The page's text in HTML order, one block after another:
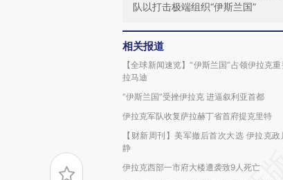
队以打击极端组织“伊斯兰国”
相关报道
【全球新闻速览】“伊斯兰国”占领伊拉克
拉马迪
“伊斯兰国”受挫伊拉克 进逼叙利亚首都
伊拉克军队收复萨拉赫丁省首府提克里特
【财新周刊】美军撤后首次大选 伊拉克
静
伊拉克西部一市府大楼遭袭致9人死亡